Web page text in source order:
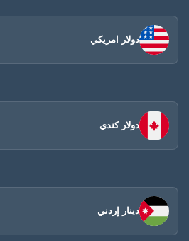
دولار امريكي
دولار كندي
دينار إردني